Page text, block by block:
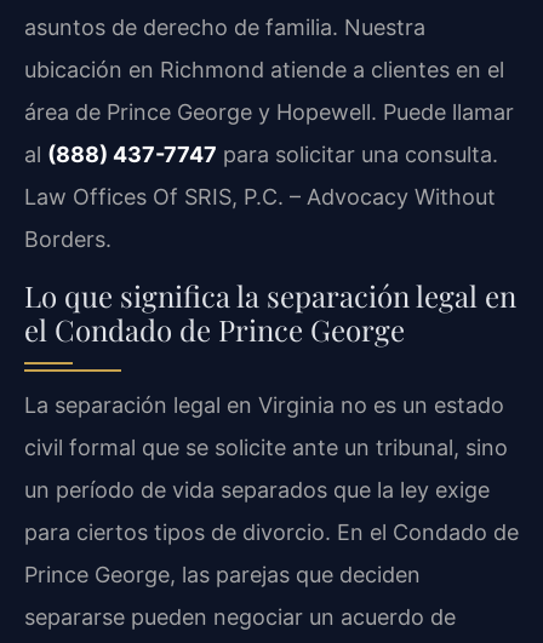
asuntos de derecho de familia. Nuestra
ubicación en Richmond atiende a clientes en el
área de Prince George y Hopewell. Puede llamar
al (888) 437-7747 para solicitar una consulta.
Law Offices Of SRIS, P.C. – Advocacy Without
Borders.
Lo que significa la separación legal en
el Condado de Prince George
La separación legal en Virginia no es un estado
civil formal que se solicite ante un tribunal, sino
un período de vida separados que la ley exige
para ciertos tipos de divorcio. En el Condado de
Prince George, las parejas que deciden
separarse pueden negociar un acuerdo de